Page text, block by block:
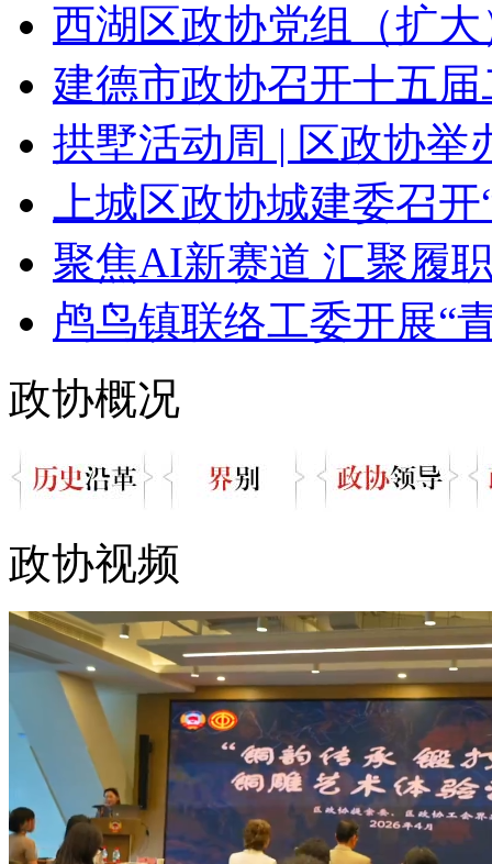
西湖区政协党组（扩
建德市政协召开十五
拱墅活动周 | 区政协举
上城区政协城建委召
聚焦AI新赛道 汇聚履
鸬鸟镇联络工委开展“
政协概况
政协视频